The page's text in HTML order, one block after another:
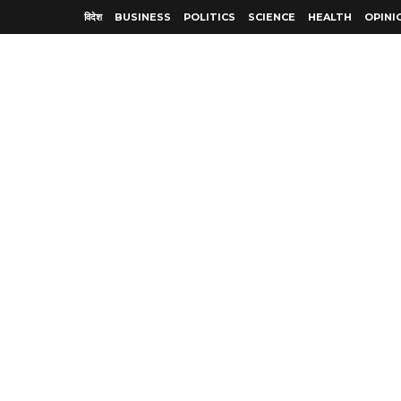
विदेश BUSINESS POLITICS SCIENCE HEALTH